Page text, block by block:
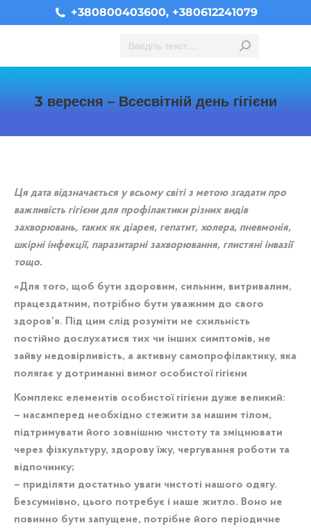
+380800403600, +380612241079
Search:
3 вересня – Всесвітній день гігієни
Ця дата відзначається у всьому світі з метою згадати про
важливість гігієни для профілактики різних видів
захворювань, таких як діарея, гепатит, холера, пневмонія,
шкірні інфекції, паразитарні захворювання, глистяні інвазії
тощо.
«Для того, щоб бути здоровим, сильним, витривалим,
працездатним, потрібно бути уважним до свого
здоров’я. Під цим слід розуміти не схильність
постійно дослухатися тих чи інших симптомів, не
зайву недовірливість, а активну самопрофілактику, яка
полягає у дотриманні вимог особистої гігієни
Комплекс елементів особистої гігієни дуже великий:
– насамперед необхідно стежити за нашим тілом,
підтримувати його зовнішню чистоту та зміцнювати
через фізкультуру, здорову їжу, чергування роботи та
відпочинку;
– приділяти достатньо уваги чистоті нашого одягу.
Безсумнівно, цього потребує і наше житло. Воно не
повинно бути запущене, потрібне його періодичне